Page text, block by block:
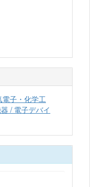
子・化学工
/ 電子デバイ